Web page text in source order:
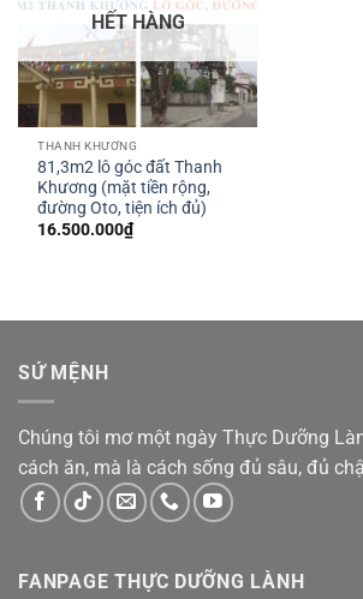
HẾT HÀNG
THANH KHƯƠNG
81,3m2 lô góc đất Thanh
Khương (mặt tiền rộng,
đường Oto, tiện ích đủ)
16.500.000₫
SỨ MỆNH
Chúng tôi mơ một ngày Thực Dưỡng
cách ăn, mà là cách sống đủ sâu, đủ
FANPAGE THỰC DƯỠNG LÀNH